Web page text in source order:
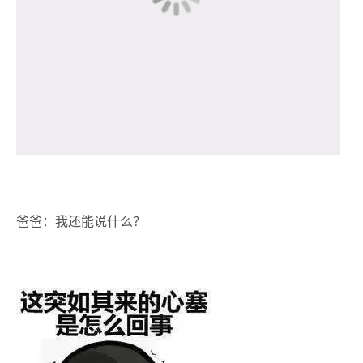
爸爸：我还能说什么？